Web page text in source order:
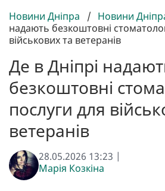
Новини Дніпра / Новини
надають безкоштовні
військових та ветеранів
Де в Дніпрі
безкоштовні
послуги для
ветеранів
28.05.2026 13:23 |
Марія Козкіна